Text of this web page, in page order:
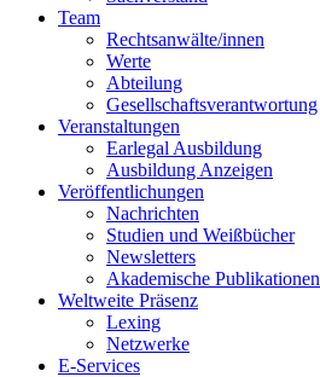
Team
Rechtsanwälte/innen
Werte
Abteilung
Gesellschaftsverantwortung
Veranstaltungen
Earlegal Ausbildung
Ausbildung Anzeigen
Veröffentlichungen
Nachrichten
Studien und Weißbücher
Newsletters
Akademische Publikationen
Weltweite Präsenz
Lexing
Netzwerke
E-Services